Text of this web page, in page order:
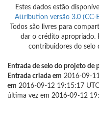
Estes dados estão
Attribution versão 3.0 (CC-
Todos são livres para
dar o crédito apropriado.
contribuidores do selo
Entrada de selo do projeto de
Entrada criada em 2016-09-
em 2016-09-12 19:15:17
última vez em 2016-09-12